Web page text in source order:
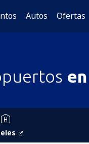
Autos Ofertas